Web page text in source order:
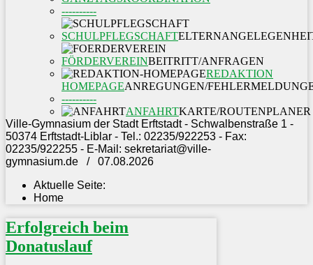
----------
SCHULPFLEGSCHAFT
FÖRDERVEREINBEITRITT/ANFRAGEN
REDAKTION
HOMEPAGEANREGUNGEN/
----------
ANFAHRTKARTE/ROUTENPLANER
Ville-Gymnasium der Stadt Erftstadt - Schwalbenstraße 1 -
50374 Erftstadt-Liblar - Tel.: 02235/922253 - Fax:
02235/922255 - E-Mail: sekretariat@ville-
gymnasium.de / 07.08.2026
Aktuelle Seite:
Home
Erfolgreich beim
Donatuslauf